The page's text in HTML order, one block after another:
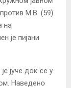
М.В. (59)
на
је пијани
јуче док се у
Наведено